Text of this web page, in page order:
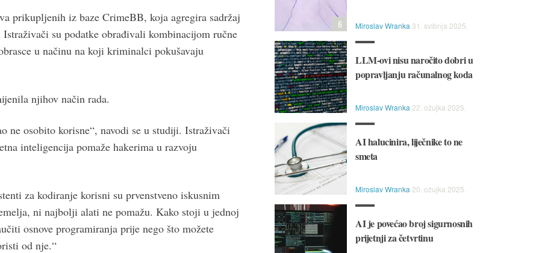
prikupljenih iz baze CrimeBB, koja agregira sadržaj
su podatke obrađivali kombinacijom ručne
u načinu na koji kriminalci pokušavaju
njihov način rada.
ne osobito korisne“, navodi se u studiji. Istraživači
inteligencija pomaže hakerima u razvoju
za kodiranje korisni su prvenstveno iskusnim
ni najbolji alati ne pomažu. Kako stoji u jednoj
osnove programiranja prije nego što možete
od nje.“
Miroslav Wranka 31. svibnja 2025.
6
LLM-ovi nisu naročito dobri u
popravljanju računalnog koda
Miroslav Wranka 22. ožujka 2025.
AI halucinira, liječnike to ne
smeta
Miroslav Wranka 20. ožujka 2025.
AI je povećao broj sigurnosnih
prijetnji za četvrtinu